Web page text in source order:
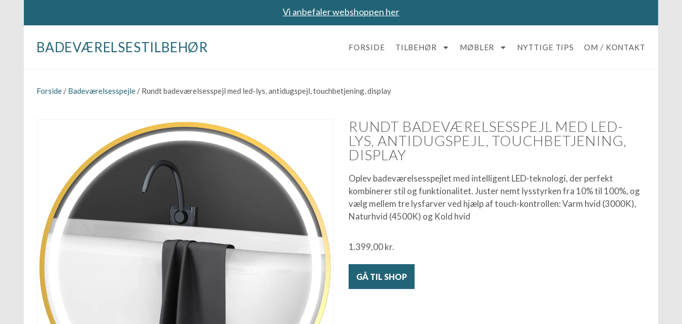
Vi anbefaler webshoppen her
BADEVÆRELSESTILBEHØR FORSIDE TILBEHØR MØBLER NYTTIGE TIPS OM / KONTAKT
Forside / Badeværelsesspejle / Rundt badeværelsesspejl med led-lys, antidugspejl, touchbetjening, display
RUNDT BADEVÆRELSESSPEJL MED LED-
LYS, ANTIDUGSPEJL, TOUCHBETJENING,
DISPLAY
Oplev badeværelsesspejlet med intelligent LED-teknologi, der perfekt
kombinerer stil og funktionalitet. Juster nemt lysstyrken fra 10% til 100%, og
vælg mellem tre lysfarver ved hjælp af touch-kontrollen: Varm hvid (3000K),
Naturhvid (4500K) og Kold hvid
1.399,00kr.
GÅ TIL SHOP